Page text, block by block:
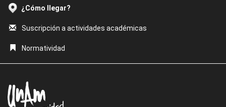
¿Cómo llegar?
Suscripción a actividades académicas
Normatividad